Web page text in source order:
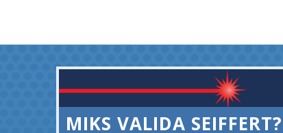
MIKS VALIDA SEIFFERT?